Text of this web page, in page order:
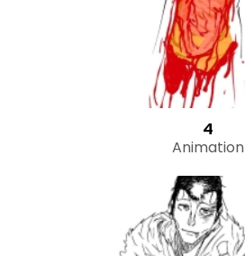
4
Animation